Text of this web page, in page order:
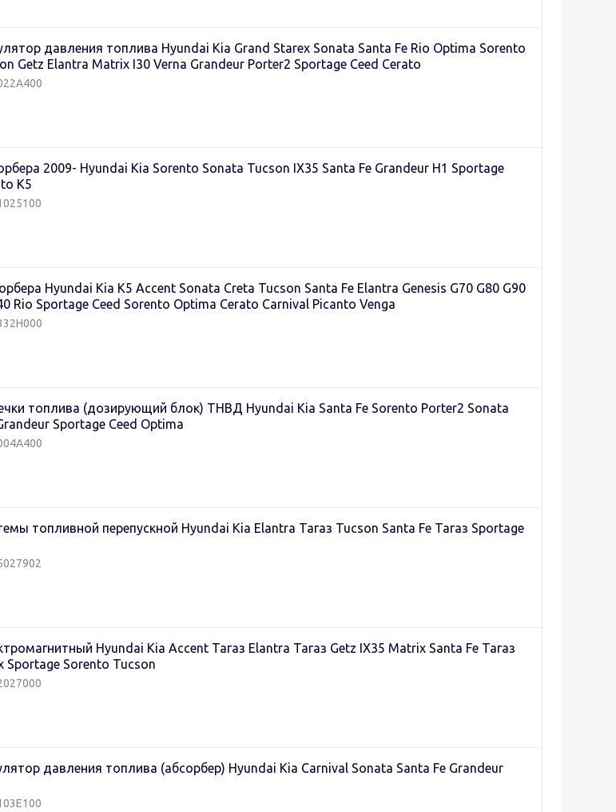
давления топлива Hyundai Kia Grand Starex Sonata Santa Fe Rio Optima Sorento
Getz Elantra Matrix I30 Verna Grandeur Porter2 Sportage Ceed Cerato
2009- Hyundai Kia Sorento Sonata Tucson IX35 Santa Fe Grandeur H1 Sportage
K5
Hyundai Kia K5 Accent Sonata Creta Tucson Santa Fe Elantra Genesis G70 G80 G90
Rio Sportage Ceed Sorento Optima Cerato Carnival Picanto Venga
топлива (дозирующий блок) ТНВД Hyundai Kia Santa Fe Sorento Porter2 Sonata
Sportage Ceed Optima
топливной перепускной Hyundai Kia Elantra Тагаз Tucson Santa Fe Тагаз Sportage
Hyundai Kia Accent Тагаз Elantra Тагаз Getz IX35 Matrix Santa Fe Тагаз
Sportage Sorento Tucson
давления топлива (абсорбер) Hyundai Kia Carnival Sonata Santa Fe Grandeur